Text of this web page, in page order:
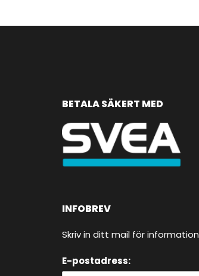
BETALA SÄKERT MED
INFOBREV
Skriv in ditt mail för information
E-postadress: